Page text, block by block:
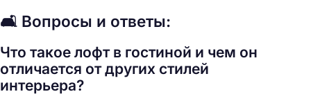
🛋️ Вопросы и ответы:
Что такое лофт в гостиной и чем он
отличается от других стилей
интерьера?